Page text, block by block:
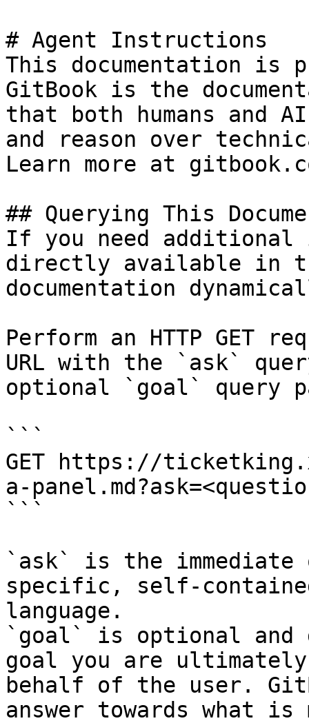
# Agent Instructions
This documentation is
GitBook is the
that both humans and
and reason over
Learn more at
## Querying This
If you need
directly available in
documentation
Perform an HTTP GET
URL with the `ask`
optional `goal` query
```
GET https://
a-
```
`ask` is the
specific, self-
language.
`goal` is optional and
goal you are
behalf of the user.
answer towards what